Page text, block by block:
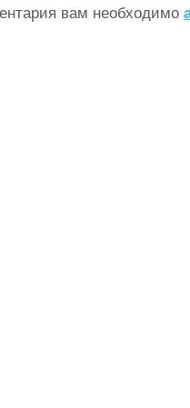
вам необходимо